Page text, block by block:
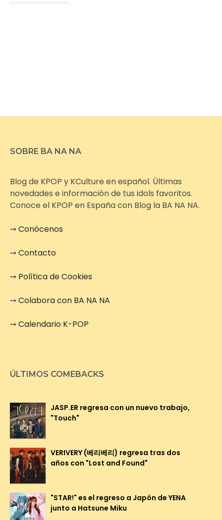
SOBRE BA NA NA
Blog de KPOP y KCulture en español. Últimas
novedades e información de tus idols favoritos.
Conoce el KPOP en España con Blog la BA NA NA.
➙Conócenos
➙Contacto
➙ Política de Cookies
➙Colabora con BA NA NA
➙Calendario K-POP
ÚLTIMOS COMEBACKS
JASP.ER regresa con un nuevo trabajo,
"Touch"
VERIVERY (베리베리) regresa tras dos
años con "Lost and Found"
"STAR!" es el regreso a Japón de YENA
junto a Hatsune Miku